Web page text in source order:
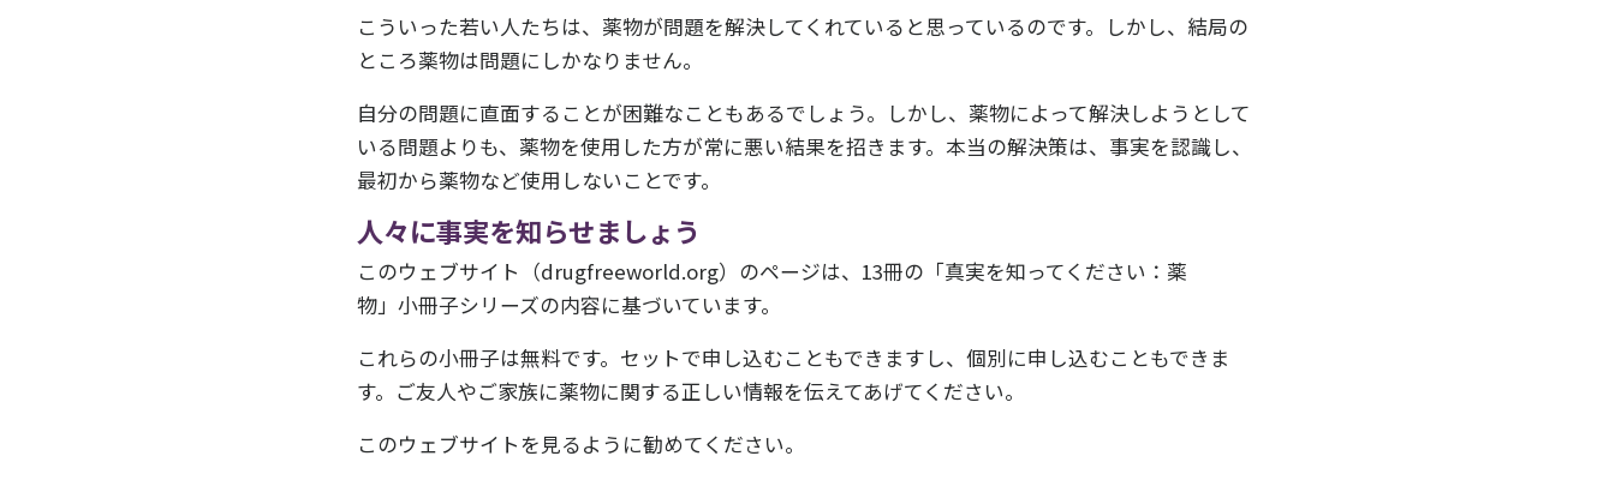
こういった若い人たちは、薬物が問題を解決してくれていると思っているのです。しかし、結局の
ところ薬物は問題にしかなりません。
自分の問題に直面することが困難なこともあるでしょう。しかし、薬物によって解決しようとして
いる問題よりも、薬物を使用した方が常に悪い結果を招きます。本当の解決策は、事実を認識し、
最初から薬物など使用しないことです。
人々に事実を知らせましょう
このウェブサイト（drugfreeworld.org）のページは、13冊の「真実を知ってください：薬
物」小冊子シリーズの内容に基づいています。
これらの小冊子は無料です。セットで申し込むこともできますし、個別に申し込むこともできま
す。ご友人やご家族に薬物に関する正しい情報を伝えてあげてください。
このウェブサイトを見るように勧めてください。